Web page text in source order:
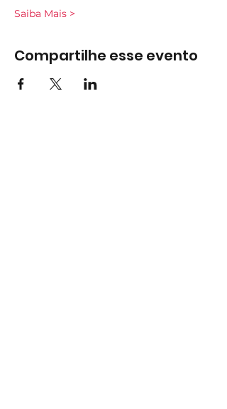
Saiba Mais >
Compartilhe esse evento